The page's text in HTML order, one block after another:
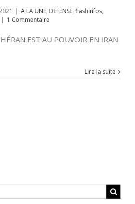
| A LA UNE, DEFENSE, flashinfos,
| 1 Commentaire
EST AU POUVOIR EN IRAN
Lire la suite